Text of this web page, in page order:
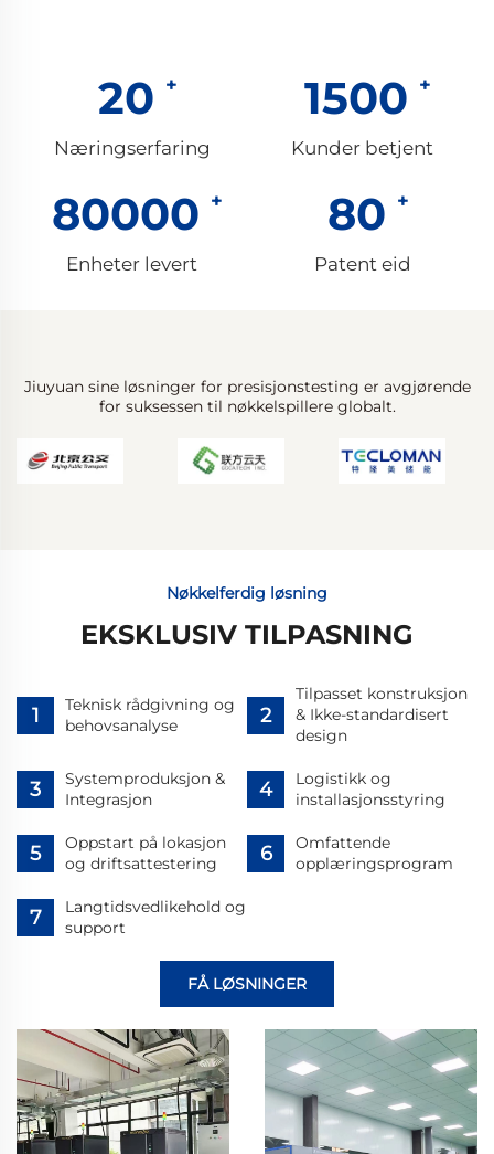
20
Næringserfaring
1500
Kunder betjent
80000
Enheter levert
80
Patent eid
Jiuyuan sine løsninger for presisjonstesting er avgjørende
for suksessen til nøkkelspillere globalt.
Nøkkelferdig løsning
EKSKLUSIV TILPASNING
Teknisk rådgivning og
behovsanalyse
Tilpasset konstruksjon
& Ikke-standardisert
design
Systemproduksjon &
Integrasjon
Logistikk og
installasjonsstyring
Oppstart på lokasjon
og driftsattestering
Omfattende
opplæringsprogram
Langtidsvedlikehold og
support
FÅ LØSNINGER